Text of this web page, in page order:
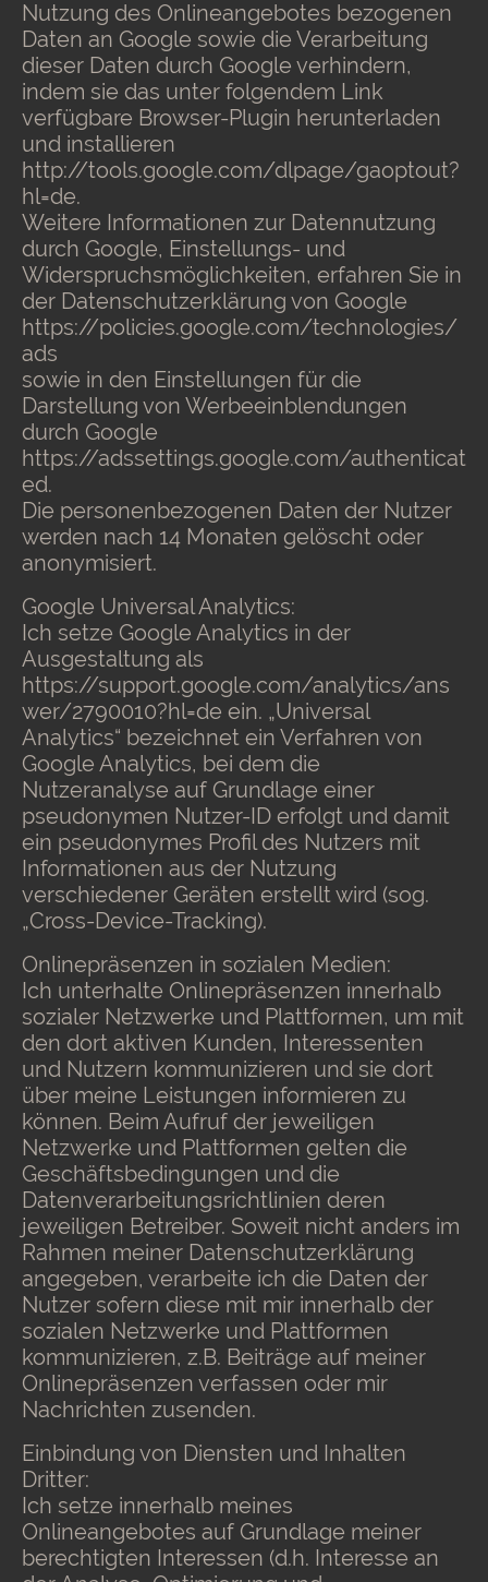
Nutzung des Onlineangebotes bezogenen
Daten an Google sowie die Verarbeitung
dieser Daten durch Google verhindern,
indem sie das unter folgendem Link
verfügbare Browser-Plugin herunterladen
und installieren
http://tools.google.com/dlpage/gaoptout?
hl=de.
Weitere Informationen zur Datennutzung
durch Google, Einstellungs- und
Widerspruchsmöglichkeiten, erfahren Sie in
der Datenschutzerklärung von Google
https://policies.google.com/technologies/
ads
sowie in den Einstellungen für die
Darstellung von Werbeeinblendungen
durch Google
https://adssettings.google.com/authenticat
ed.
Die personenbezogenen Daten der Nutzer
werden nach 14 Monaten gelöscht oder
anonymisiert.
Google Universal Analytics:
Ich setze Google Analytics in der
Ausgestaltung als
https://support.google.com/analytics/ans
wer/2790010?hl=de ein. „Universal
Analytics“ bezeichnet ein Verfahren von
Google Analytics, bei dem die
Nutzeranalyse auf Grundlage einer
pseudonymen Nutzer-ID erfolgt und damit
ein pseudonymes Profil des Nutzers mit
Informationen aus der Nutzung
verschiedener Geräten erstellt wird (sog.
„Cross-Device-Tracking).
Onlinepräsenzen in sozialen Medien:
Ich unterhalte Onlinepräsenzen innerhalb
sozialer Netzwerke und Plattformen, um mit
den dort aktiven Kunden, Interessenten
und Nutzern kommunizieren und sie dort
über meine Leistungen informieren zu
können. Beim Aufruf der jeweiligen
Netzwerke und Plattformen gelten die
Geschäftsbedingungen und die
Datenverarbeitungsrichtlinien deren
jeweiligen Betreiber. Soweit nicht anders im
Rahmen meiner Datenschutzerklärung
angegeben, verarbeite ich die Daten der
Nutzer sofern diese mit mir innerhalb der
sozialen Netzwerke und Plattformen
kommunizieren, z.B. Beiträge auf meiner
Onlinepräsenzen verfassen oder mir
Nachrichten zusenden.
Einbindung von Diensten und Inhalten
Dritter:
Ich setze innerhalb meines
Onlineangebotes auf Grundlage meiner
berechtigten Interessen (d.h. Interesse an